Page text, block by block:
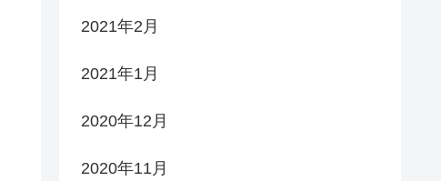
2021年2月
2021年1月
2020年12月
2020年11月